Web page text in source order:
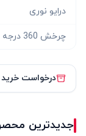
درایو نوری
چرخش 360 درجه
درخواست
جدیدترین